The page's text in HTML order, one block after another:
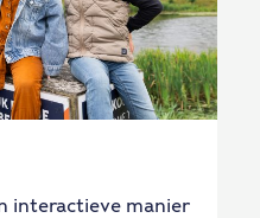
interactieve manier